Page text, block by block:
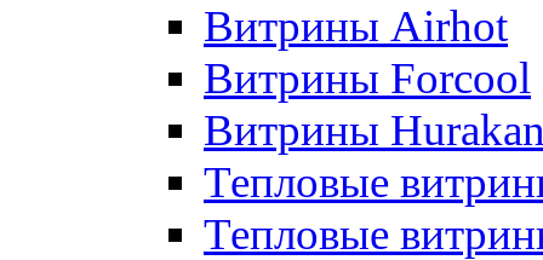
Витрины Airhot
Витрины Forcool
Витрины
Тепловые
Тепловые